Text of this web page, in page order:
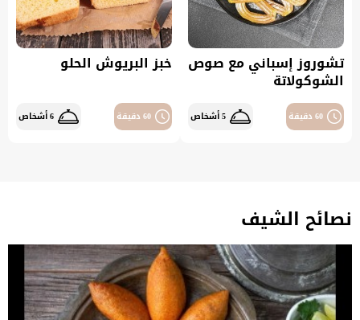
تشوروز إسباني مع صوص
الشوكولاتة
60 دقيقة 5 أشخاص
خبز البريوش الحلو
60 دقيقة 6 أشخاص
نصائح الشيف